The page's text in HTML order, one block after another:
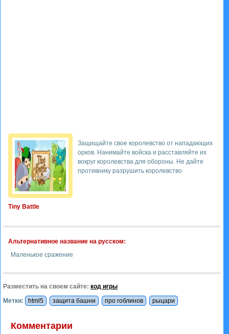
Tiny Battle
Защищайте свое королевство от нападающих
орков. Нанимайте войска и расставляйте их
вокруг королевства для обороны. Не дайте
противнику разрушить королевство
Альтернативное название на русском:
Маленькое сражение
Разместить на своем сайте: код игры
Метки:
html5 защита башни про гоблинов рыцари
Комментарии